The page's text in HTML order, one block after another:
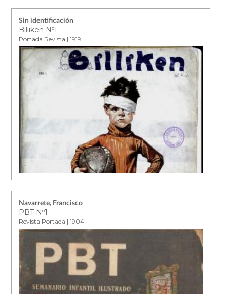
Sin identificación
Billiken Nº1
Portada Revista | 1919
Navarrete, Francisco
PBT Nº1
Revista Portada | 1904